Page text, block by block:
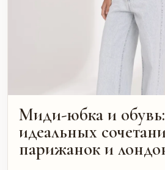
Миди-юбка и
идеальных
парижанок и